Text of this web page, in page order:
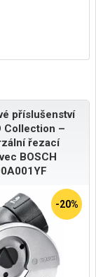
příslušenství
Collection –
řezací
BOSCH
-20%